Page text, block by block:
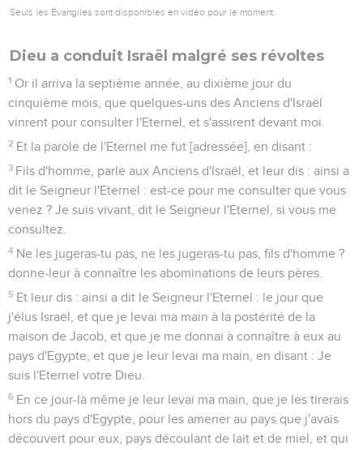
Seuls les Évangiles sont disponibles en vidéo pour le moment.
Dieu a conduit Israël malgré ses révoltes
1 Or il arriva la septième année, au dixième jour du
cinquième mois, que quelques-uns des Anciens d'Israël
vinrent pour consulter l'Eternel, et s'assirent devant moi.
2 Et la parole de l'Eternel me fut [adressée], en disant :
3 Fils d'homme, parle aux Anciens d'Israël, et leur dis : ainsi a
dit le Seigneur l'Eternel : est-ce pour me consulter que vous
venez ? Je suis vivant, dit le Seigneur l'Eternel, si vous me
consultez.
4 Ne les jugeras-tu pas, ne les jugeras-tu pas, fils d'homme ?
donne-leur à connaître les abominations de leurs pères.
5 Et leur dis : ainsi a dit le Seigneur l'Eternel : le jour que
j'élus Israël, et que je levai ma main à la postérité de la
maison de Jacob, et que je me donnai à connaître à eux au
pays d'Egypte, et que je leur levai ma main, en disant : Je
suis l'Eternel votre Dieu.
6 En ce jour-là même je leur levai ma main, que je les tirerais
hors du pays d'Egypte, pour les amener au pays que j'avais
découvert pour eux, pays découlant de lait et de miel, et qui